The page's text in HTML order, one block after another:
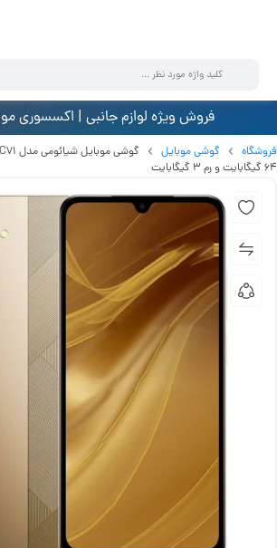
فروش ویژه لوازم جانبی | اکسسوری
فروشگاه گوشی موبایل
64 گیگابایت و رم 3 گیگابایت